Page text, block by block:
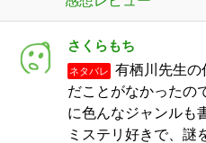
さくらもち
ネタバレ
有栖川先生の
だことがなかったの
に色んなジャンルも
ミステリ好きで、謎